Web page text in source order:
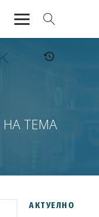
НА ТЕМА
АКТУЕЛНО